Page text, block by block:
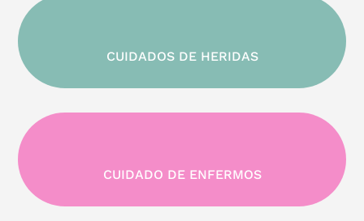
CUIDADOS DE HERIDAS
CUIDADO DE ENFERMOS